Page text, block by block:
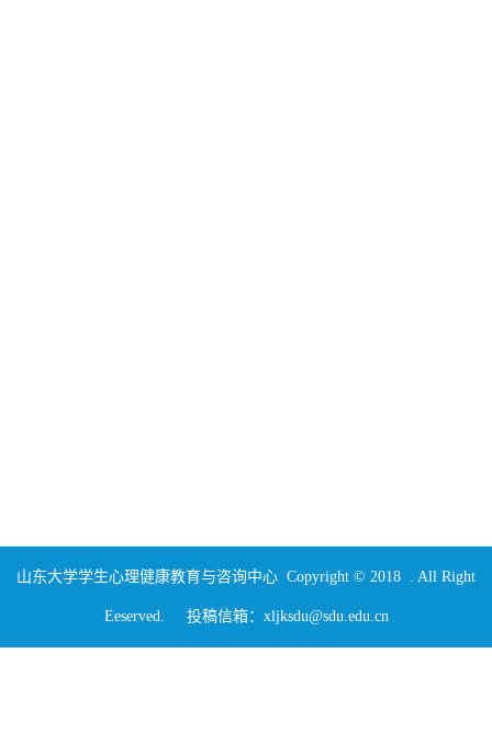
山东大学学生心理健康教育与咨询中心 Copyright © 2018 . All Right
Eeserved. 投稿信箱：xljksdu@sdu.edu.cn